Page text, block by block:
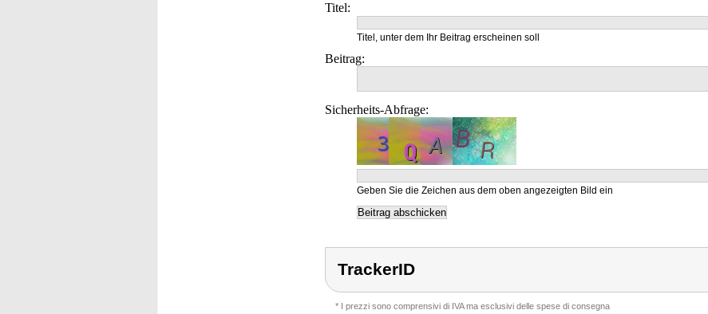
Titel:
Titel, unter dem Ihr Beitrag erscheinen soll
Beitrag:
Sicherheits-Abfrage:
Geben Sie die Zeichen aus dem oben angezeigten Bild ein
TrackerID
* I prezzi sono comprensivi di IVA ma esclusivi delle spese di consegna